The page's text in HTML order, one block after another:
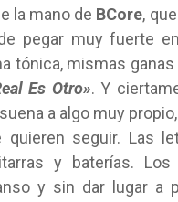
la mano de BCore,
pegar muy fuerte
tónica, mismas
Es Otro». Y
suena a algo muy
quieren seguir. Las
y baterías.
y sin dar lugar a